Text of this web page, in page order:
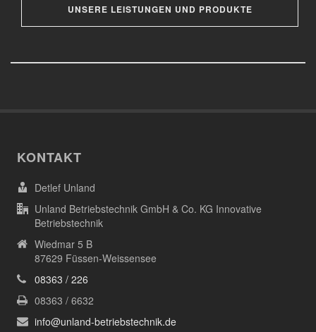
UNSERE LEISTUNGEN UND PRODUKTE
KONTAKT
Detlef Unland
Unland Betriebstechnik GmbH & Co. KG Innovative
Betriebstechnik
Wiedmar 5 B
87629 Füssen-Weissensee
08363 / 226
08363 / 6632
info@unland-betriebstechnik.de